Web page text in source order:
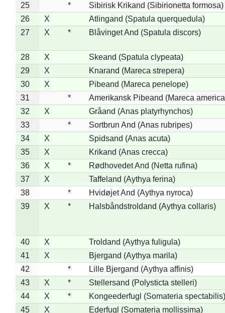
25
*
Sibirisk Krikand (Sibirionetta formosa)
26
X
Atlingand (Spatula querquedula)
27
X * Blåvinget And (Spatula discors)
28 X
Skeand (Spatula clypeata)
29
X
Knarand (Mareca strepera)
30
X
Pibeand (Mareca penelope)
31
*
Amerikansk Pibeand (Mareca
32
X
Gråand (Anas platyrhynchos)
33
*
Sortbrun And (Anas rubripes)
34
X
Spidsand (Anas acuta)
35
X
Krikand (Anas crecca)
36
X *
Rødhovedet And (Netta rufina)
37
X
Taffeland (Aythya ferina)
38
*
Hvidøjet And (Aythya nyroca)
39
X * Halsbåndstroldand (Aythya collaris)
40 X
Troldand (Aythya fuligula)
41
X
Bjergand (Aythya marila)
42
*
Lille Bjergand (Aythya affinis)
43
X *
Stellersand (Polysticta stelleri)
44
X *
Kongeederfugl (Somateria spectabilis)
45
X
Ederfugl (Somateria mollissima)